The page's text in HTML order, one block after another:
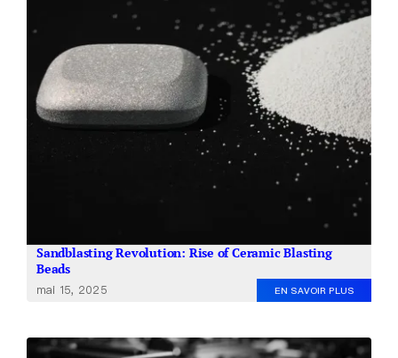
Sandblasting Revolution: Rise of Ceramic Blasting
Beads
mai 15, 2025 EN SAVOIR PLUS